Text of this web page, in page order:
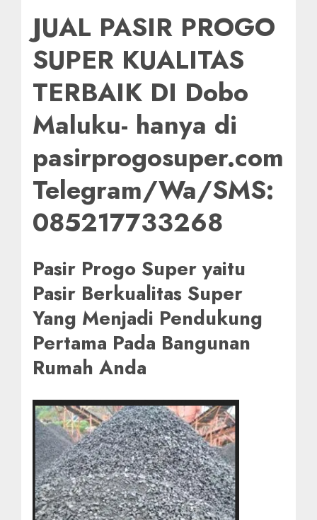
JUAL PASIR PROGO
SUPER KUALITAS
TERBAIK DI Dobo
Maluku- hanya di
pasirprogosuper.com
Telegram/Wa/SMS:
085217733268
Pasir Progo Super yaitu
Pasir Berkualitas Super
Yang Menjadi Pendukung
Pertama Pada Bangunan
Rumah Anda